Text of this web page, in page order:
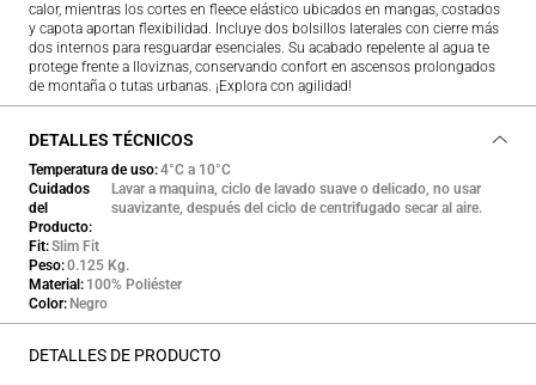
calor, mientras los cortes en fleece elástico ubicados en mangas, costados
y capota aportan flexibilidad. Incluye dos bolsillos laterales con cierre más
dos internos para resguardar esenciales. Su acabado repelente al agua te
protege frente a lloviznas, conservando confort en ascensos prolongados
de montaña o tutas urbanas. ¡Explora con agilidad!
DETALLES TÉCNICOS
Temperatura de uso 4°C a 10°C
Cuidados
del
Producto
Lavar a maquina, ciclo de lavado suave o delicado, no usar
suavizante, después del ciclo de centrifugado secar al aire.
Fit Slim Fit
Peso 0.125 Kg.
Material
100% Poliéster
Color Negro
DETALLES DE PRODUCTO